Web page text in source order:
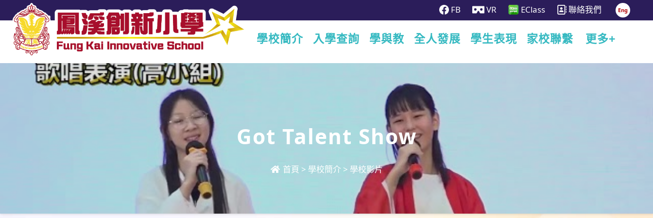
FB VR EClass 聯絡我們 Eng
學校簡介 入學查詢 學與教 全人發展 學生表現 家校聯繫 更多+
Got Talent Show
首頁 > 學校簡介 > 學校影片